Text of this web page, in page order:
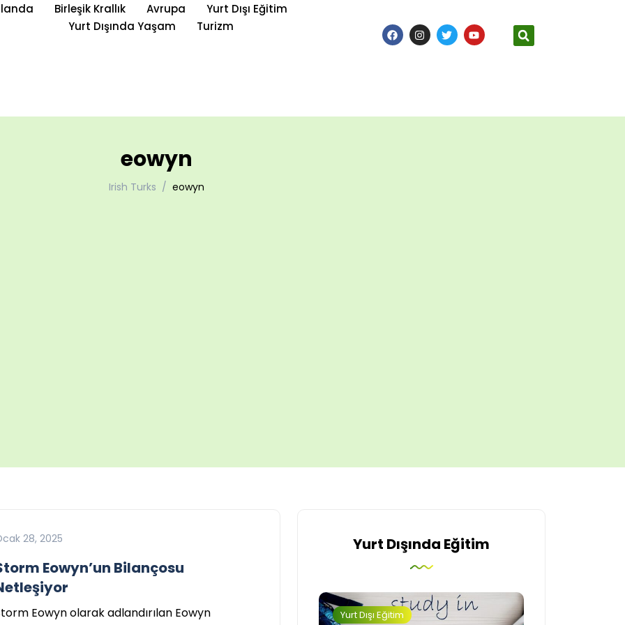
Birleşik Krallık Avrupa
Yurt Dışı Eğitim
Yurt Dışında Yaşam
Turizm
eowyn
Irish Turks eowyn
28, 2025
Eowyn’un Bilançosu
Eowyn olarak adlandırılan Eowyn
Yurt Dışında Eğitim
Yurt Dışı Eğitim Yurt Dışı Eğitim